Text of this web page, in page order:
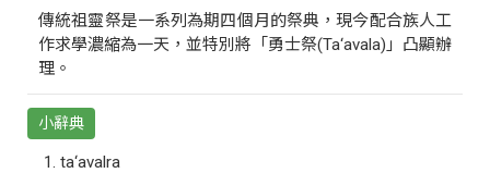
傳統祖靈祭是一系列為期四個月的祭典，現今配合族人工
作求學濃縮為一天，並特別將「勇士祭(Ta‘avala)」凸顯辦
理。
小辭典
ta‘avalra